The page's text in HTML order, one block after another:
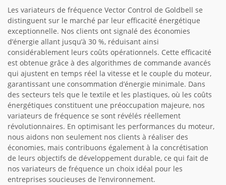
Les variateurs de fréquence Vector Control de Goldbell se
distinguent sur le marché par leur efficacité énergétique
exceptionnelle. Nos clients ont signalé des économies
d’énergie allant jusqu’à 30 %, réduisant ainsi
considérablement leurs coûts opérationnels. Cette efficacité
est obtenue grâce à des algorithmes de commande avancés
qui ajustent en temps réel la vitesse et le couple du moteur,
garantissant une consommation d’énergie minimale. Dans
des secteurs tels que le textile et les plastiques, où les coûts
énergétiques constituent une préoccupation majeure, nos
variateurs de fréquence se sont révélés réellement
révolutionnaires. En optimisant les performances du moteur,
nous aidons non seulement nos clients à réaliser des
économies, mais contribuons également à la concrétisation
de leurs objectifs de développement durable, ce qui fait de
nos variateurs de fréquence un choix idéal pour les
entreprises soucieuses de l’environnement.